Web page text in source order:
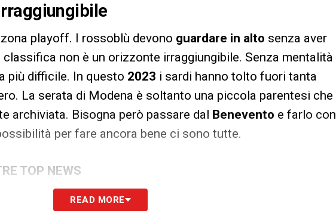
playoff. I rossoblù devono guardare in alto senza aver
classifica non è un orizzonte irraggiungibile. Senza mentalità
più difficile. In questo 2023 i sardi hanno tolto fuori tanta
La serata di Modena è soltanto una piccola parentesi che
archiviata. Bisogna però passare dal Benevento e farlo con
per fare ancora bene ci sono tutte.
TOP NEWS
READ MORE